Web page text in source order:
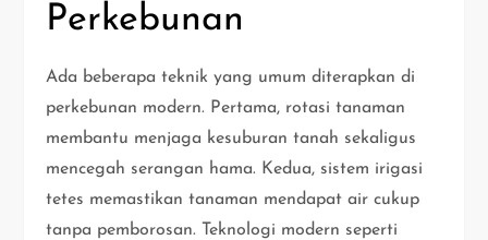
Perkebunan
Ada beberapa teknik yang umum diterapkan di
perkebunan modern. Pertama, rotasi tanaman
membantu menjaga kesuburan tanah sekaligus
mencegah serangan hama. Kedua, sistem irigasi
tetes memastikan tanaman mendapat air cukup
tanpa pemborosan. Teknologi modern seperti